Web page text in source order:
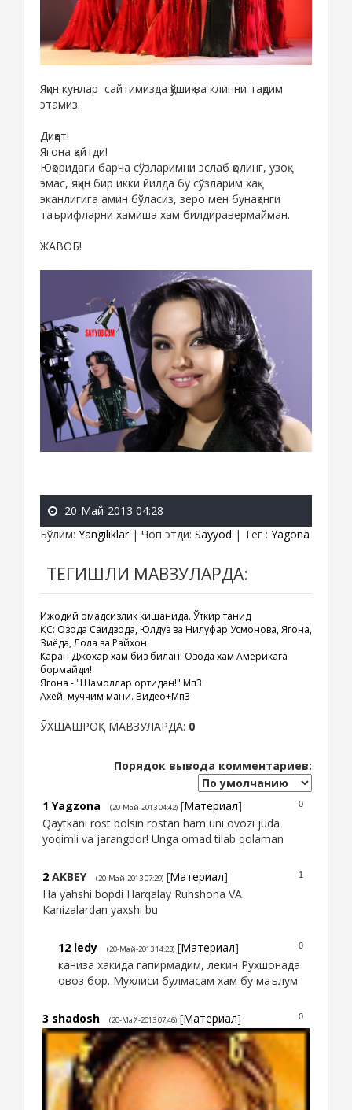
Яқин кунлар сайтимизда қўшиқ ва клипни тақдим
этамиз.
Диққат!
Ягона қайтди!
Юқоридаги барча сўзларимни эслаб қолинг, узоқ
эмас, яқин бир икки йилда бу сўзларим хақ
эканлигига амин бўласиз, зеро мен бунақанги
таърифларни хамиша хам билдиравермайман.
ЖАВОБ!
20-Май-2013 04:28
Бўлим: Yangiliklar| Чоп этди: Sayyod | Тег : Yagona
ТЕГИШЛИ МАВЗУЛАРДА:
Ижодий омадсизлик кишанида. Ўткир танқид
ҚС: Озода Саидзода, Юлдуз ва Нилуфар Усмонова, Ягона,
Зиёда, Лола ва Райхон
Каран Джохар хам биз билан! Озода хам Америкага
бормайди!
Ягона - "Шамоллар ортидан!" Мп3.
Ахей, муччим мани. Видео+Мп3
ЎХШАШРОҚ МАВЗУЛАРДА: 0
Порядок вывода комментариев:
0
1 Yagzona (20-Май-2013 04:42) [Материал]
Qaytkani rost bolsin rostan ham uni ovozi juda
yoqimli va jarangdor! Unga omad tilab qolaman
1
2 AKBEY (20-Май-2013 07:29) [Материал]
Ha yahshi bopdi Harqalay Ruhshona VA
Kanizalardan yaxshi bu
0
12 ledy (20-Май-2013 14:23) [Материал]
каниза хакида гапирмадим, лекин Рухшонада
овоз бор. Мухлиси булмасам хам бу маълум
0
3 shadosh (20-Май-2013 07:46) [Материал]